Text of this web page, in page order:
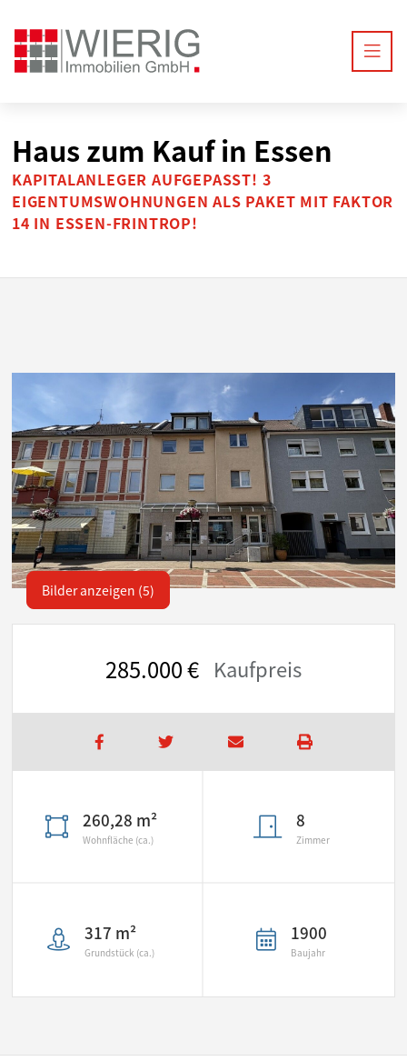
Haus zum Kauf in Essen
KAPITALANLEGER AUFGEPASST! 3
EIGENTUMSWOHNUNGEN ALS PAKET MIT FAKTOR
14 IN ESSEN-FRINTROP!
Bilder anzeigen (5)
285.000 € Kaufpreis
260,28 m²
Wohnfläche (ca.)
8
Zimmer
317 m²
Grundstück (ca.)
1900
Baujahr